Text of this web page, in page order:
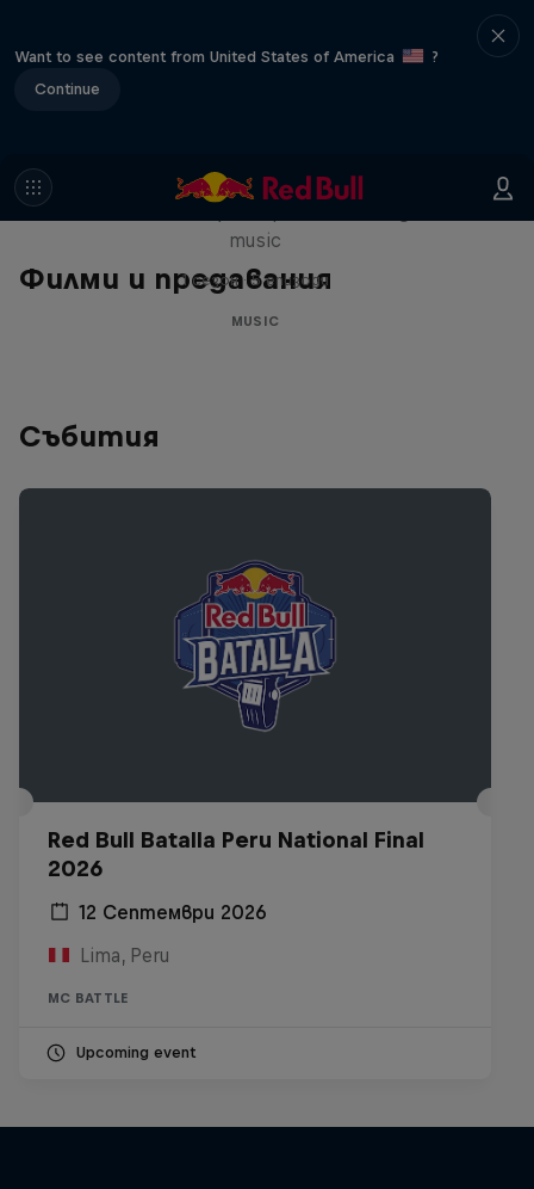
Want to see content from United States of America
?
Continue
Филми и предавания
Diggin' in the Carts
music
1 сезон · 5 епизоди
MUSIC
Събития
Red Bull Batalla Peru National Final
2026
12 Септември 2026
Lima, Peru
MC BATTLE
Upcoming event